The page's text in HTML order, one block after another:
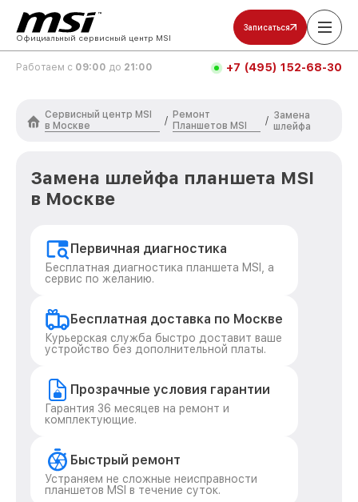
Официальный сервисный центр MSI
Записаться
Работаем с 09:00 до 21:00 +7 (495) 152-68-30
Сервисный центр MSI
в Москве
/
Ремонт
Планшетов MSI
/ Замена
шлейфа
Замена шлейфа планшета MSI
в Москве
Первичная диагностика
Бесплатная диагностика планшета MSI, а
сервис по желанию.
Бесплатная доставка по Москве
Курьерская служба быстро доставит ваше
устройство без дополнительной платы.
Прозрачные условия гарантии
Гарантия 36 месяцев на ремонт и
комплектующие.
Быстрый ремонт
Устраняем не сложные неисправности
планшетов MSI в течение суток.